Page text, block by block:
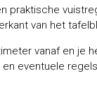
praktische
van het
vanaf en je
eventuele